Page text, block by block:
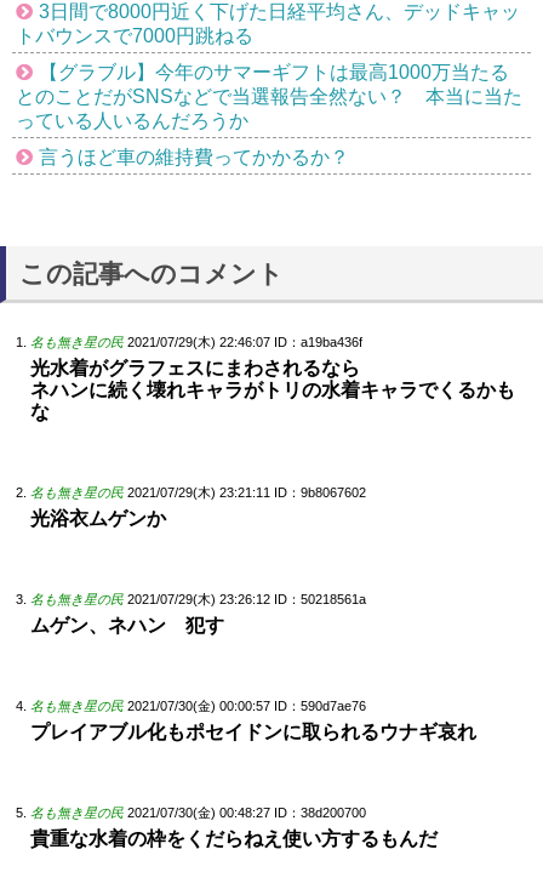
3日間で8000円近く下げた日経平均さん、デッドキャッ
トバウンスで7000円跳ねる
【グラブル】今年のサマーギフトは最高1000万当たる
とのことだがSNSなどで当選報告全然ない？ 本当に当た
っている人いるんだろうか
言うほど車の維持費ってかかるか？
この記事へのコメント
名も無き星の民 2021/07/29(木) 22:46:07 ID：a19ba436f
光水着がグラフェスにまわされるなら
ネハンに続く壊れキャラがトリの水着キャラでくるかも
な
名も無き星の民 2021/07/29(木) 23:21:11 ID：9b8067602
光浴衣ムゲンか
名も無き星の民 2021/07/29(木) 23:26:12 ID：50218561a
ムゲン、ネハン 犯す
名も無き星の民 2021/07/30(金) 00:00:57 ID：590d7ae76
プレイアブル化もポセイドンに取られるウナギ哀れ
名も無き星の民 2021/07/30(金) 00:48:27 ID：38d200700
貴重な水着の枠をくだらねえ使い方するもんだ